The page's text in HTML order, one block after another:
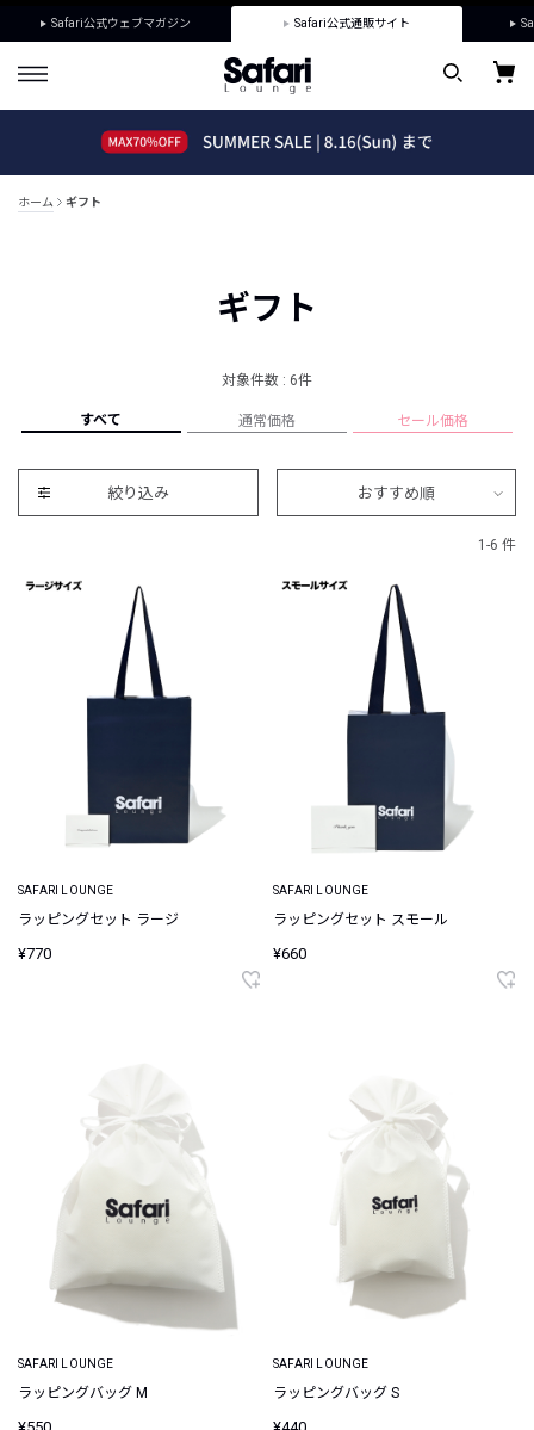
Safari公式ウェブマガジン Safari公式通販サイト
ホーム ギフト
ギフト
対象件数 : 6件
すべて 通常価格 セール価格
絞り込み おすすめ順
1-6 件
SAFARI LOUNGE
ラッピングセット ラージ
¥770
SAFARI LOUNGE
ラッピングセット スモール
¥660
SAFARI LOUNGE
ラッピングバッグ M
SAFARI LOUNGE
ラッピングバッグ S